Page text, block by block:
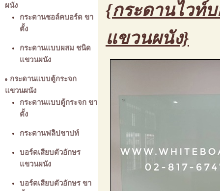
ผนัง
กระดานชอล์คบอร์ด ขา
ตั้ง
กระดานแบบผสม ชนิด
แขวนผนัง
กระดานแบบตู้กระจก
แขวนผนัง
กระดานแบบตู้กระจก ขา
ตั้ง
กระดานฟลิปชาปท์
บอร์ดเสียบตัวอักษร
แขวนผนัง
บอร์ดเสียบตัวอักษร ขา
{กระดานไวท์
แขวนผนัง}